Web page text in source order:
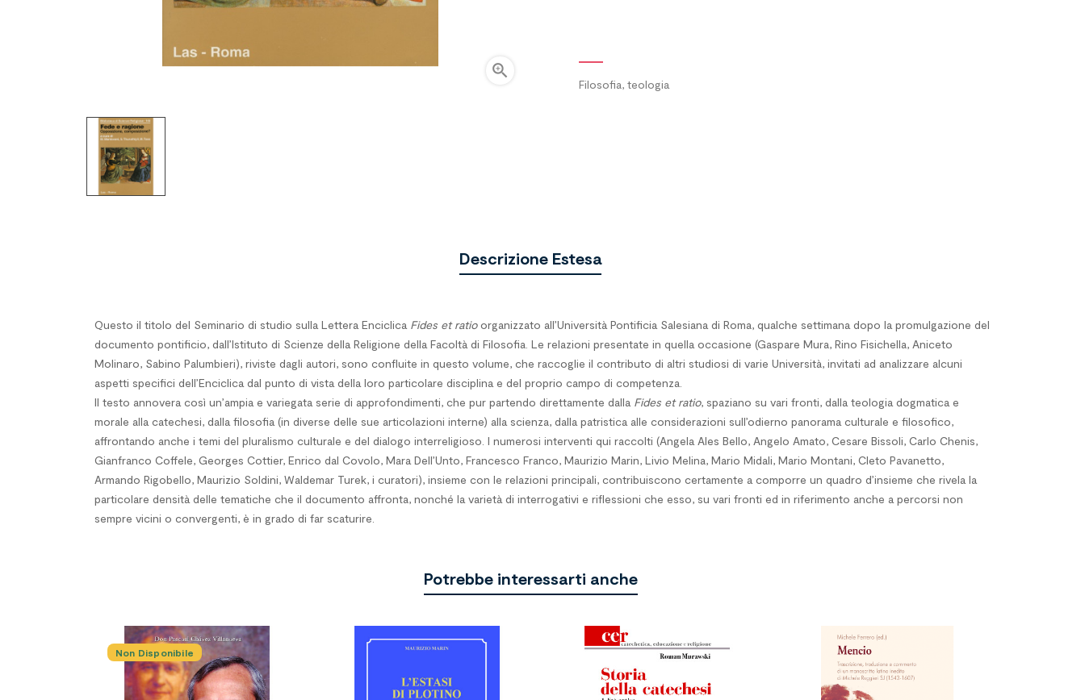

Filosofia, teologia
Descrizione Estesa
Questo il titolo del Seminario di studio sulla Lettera Enciclica Fides et ratioorganizzato all’Università Pontificia Salesiana di Roma, qualche settimana dopo la promulgazione del
documento pontificio, dall’Istituto di Scienze della Religione della Facoltà di Filosofia. Le relazioni presentate in quella occasione (Gaspare Mura, Rino Fisichella, Aniceto
Molinaro, Sabino Palumbieri), riviste dagli autori, sono confluite in questo volume, che raccoglie il contributo di altri studiosi di varie Università, invitati ad analizzare alcuni
aspetti specifici dell’Enciclica dal punto di vista della loro particolare disciplina e del proprio campo di competenza.
Il testo annovera così un’ampia e variegata serie di approfondimenti, che pur partendo direttamente dalla Fides et ratio, spaziano su vari fronti, dalla teologia dogmatica e
morale alla catechesi, dalla filosofia (in diverse delle sue articolazioni interne) alla scienza, dalla patristica alle considerazioni sull’odierno panorama culturale e filosofico,
affrontando anche i temi del pluralismo culturale e del dialogo interreligioso. I numerosi interventi qui raccolti (Angela Ales Bello, Angelo Amato, Cesare Bissoli, Carlo Chenis,
Gianfranco Coffele, Georges Cottier, Enrico dal Covolo, Mara Dell’Unto, Francesco Franco, Maurizio Marin, Livio Melina, Mario Midali, Mario Montani, Cleto Pavanetto,
Armando Rigobello, Maurizio Soldini, Waldemar Turek, i curatori), insieme con le relazioni principali, contribuiscono certamente a comporre un quadro d’insieme che rivela la
particolare densità delle tematiche che il documento affronta, nonché la varietà di interrogativi e riflessioni che esso, su vari fronti ed in riferimento anche a percorsi non
sempre vicini o convergenti, è in grado di far scaturire.
Potrebbe interessarti anche
Non Disponibile